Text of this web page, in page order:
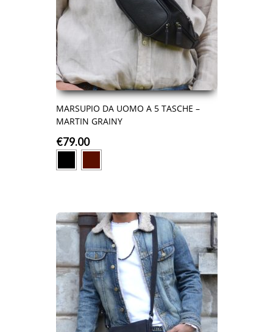
MARSUPIO DA UOMO A 5 TASCHE –
MARTIN GRAINY
€79.00